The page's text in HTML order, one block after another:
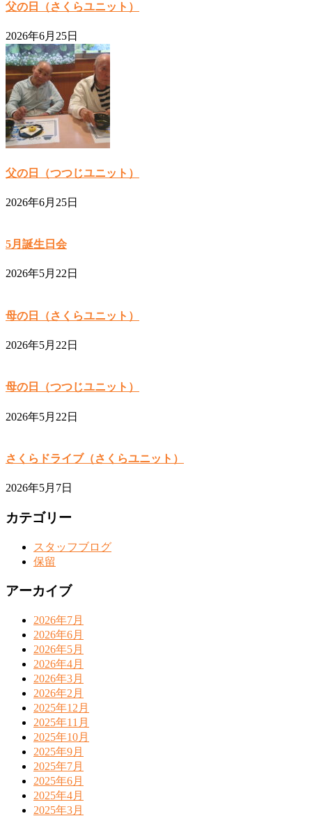
父の日（さくらユニット）
2026年6月25日
父の日（つつじユニット）
2026年6月25日
5月誕生日会
2026年5月22日
母の日（さくらユニット）
2026年5月22日
母の日（つつじユニット）
2026年5月22日
さくらドライブ（さくらユニット）
2026年5月7日
カテゴリー
スタッフブログ
保留
アーカイブ
2026年7月
2026年6月
2026年5月
2026年4月
2026年3月
2026年2月
2025年12月
2025年11月
2025年10月
2025年9月
2025年7月
2025年6月
2025年4月
2025年3月